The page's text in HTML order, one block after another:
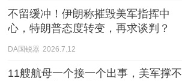
不留缓冲！伊朗称摧毁美军指挥中
心，特朗普态度转变，再求谈判？
DA国锐器 2026.7.12
11艘航母一个接一个出事，美军撑不